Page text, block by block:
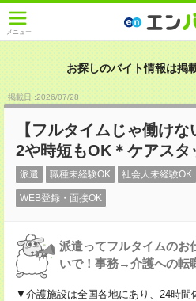
メニュー
お探しのバイト情報は掲
掲載日 :2026/07/28
【フルタイムじゃ働け
2や時短もOK＊ケアスタ
派遣 職種未経験OK 社会人未経験OK
WEB登録・面接OK
派遣ってフルタイムの
いで！事務→介護への転
▼介護施設は全国各地にあり、24時間